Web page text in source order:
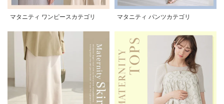
マタニティ ワンピースカテゴリ マタニティ パンツカテゴリ